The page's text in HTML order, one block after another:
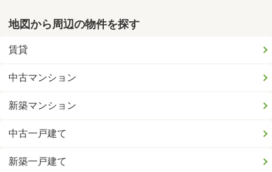
地図から周辺の物件を探す
賃貸
中古マンション
新築マンション
中古一戸建て
新築一戸建て